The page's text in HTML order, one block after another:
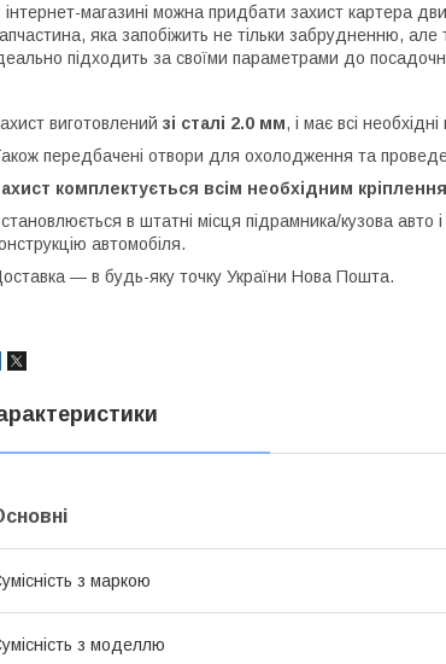
інтернет-магазині можна придбати захист картера
яка запобіжить не тільки забрудненню,
підходить за своїми параметрами до
виготовлений зі сталі 2.0 мм, і має всі
передбачені отвори для охолодження та
комплектується всім необхідним
в штатні місця підрамника/кузова авто
автомобіля.
― в будь-яку точку України Нова Пошта.
з маркою
з моделлю